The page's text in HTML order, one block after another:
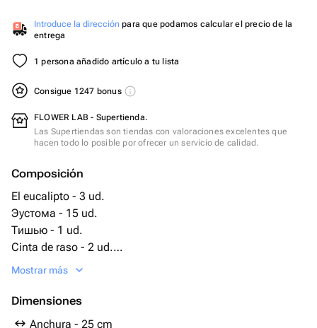
Introduce la dirección para que podamos calcular el precio de la
entrega
1 persona añadido artículo a tu lista
Consigue 1247 bonus
FLOWER LAB - Supertienda.
Las Supertiendas son tiendas con valoraciones excelentes que
hacen todo lo posible por ofrecer un servicio de calidad.
Composición
El eucalipto - 3 ud.
Эустома - 15 ud.
Тишью - 1 ud.
Cinta de raso - 2 ud.
Caja redonda - 1 ud.
Mostrar más
Dimensiones
Anchura - 25 cm